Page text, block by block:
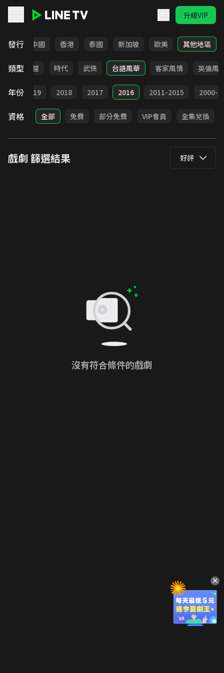
升級VIP
發行
韓國 中國 香港 泰國 新加坡 歐美 其他地區
類型
俠 穿越 時代 武俠 台語風華 客家風情 英倫風
年份 2019 2018 2017 2016 2011-2015 2000-
資格 全部 免費 部分免費 VIP會員 全集兌換
戲劇 篩選結果 好評
沒有符合條件的戲劇